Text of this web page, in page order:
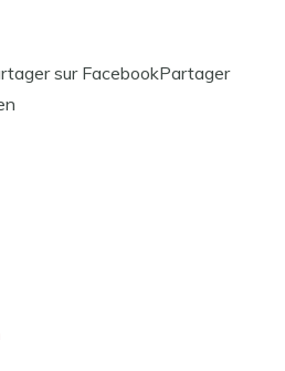
sur FacebookPartager